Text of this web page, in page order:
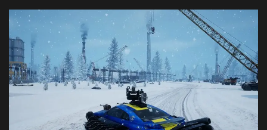
SE CONNECTER OU S'INSCRIRE